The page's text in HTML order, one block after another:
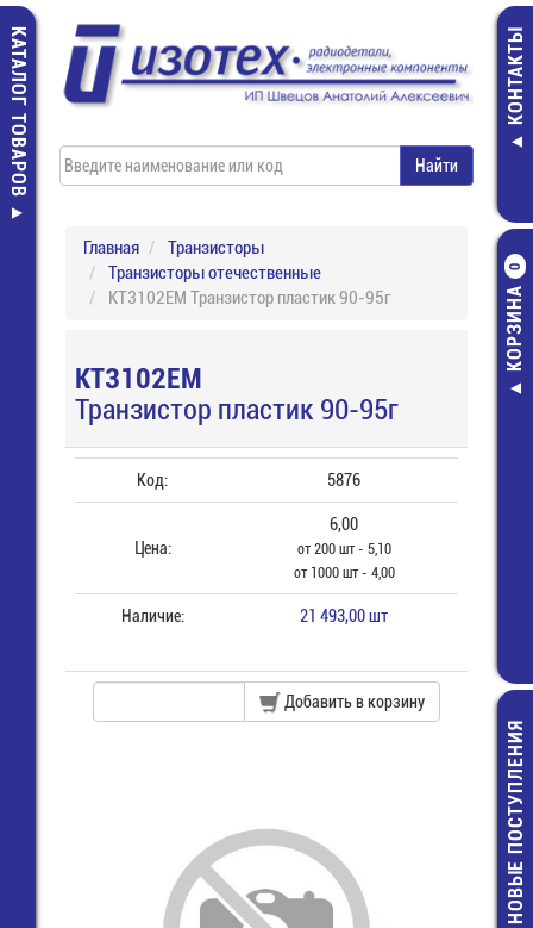
КАТАЛОГ ТОВАРОВ КОНТАКТЫ
КОРЗИНА
0
Разъем на
7 (м) (IDC-
НОВЫЕ ПОСТУПЛЕНИЯ
Главная
Транзисторы
Транзисторы отечественные
КТ3102ЕМ Транзистор пластик 90-95г
КТ3102ЕМ
Транзистор пластик 90-95г
Код: 5876
Цена:
6,00
от 200 шт - 5,10
от 1000 шт - 4,00
Наличие: 21 493,00 шт
Добавить в корзину